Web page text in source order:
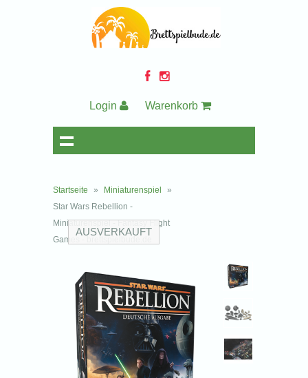
Login Warenkorb
Startseite » Miniaturenspiel
»
Star Wars Rebellion -
Miniaturenspiel - Fantasy Flight
Games - brettspielbude.de
AUSVERKAUFT